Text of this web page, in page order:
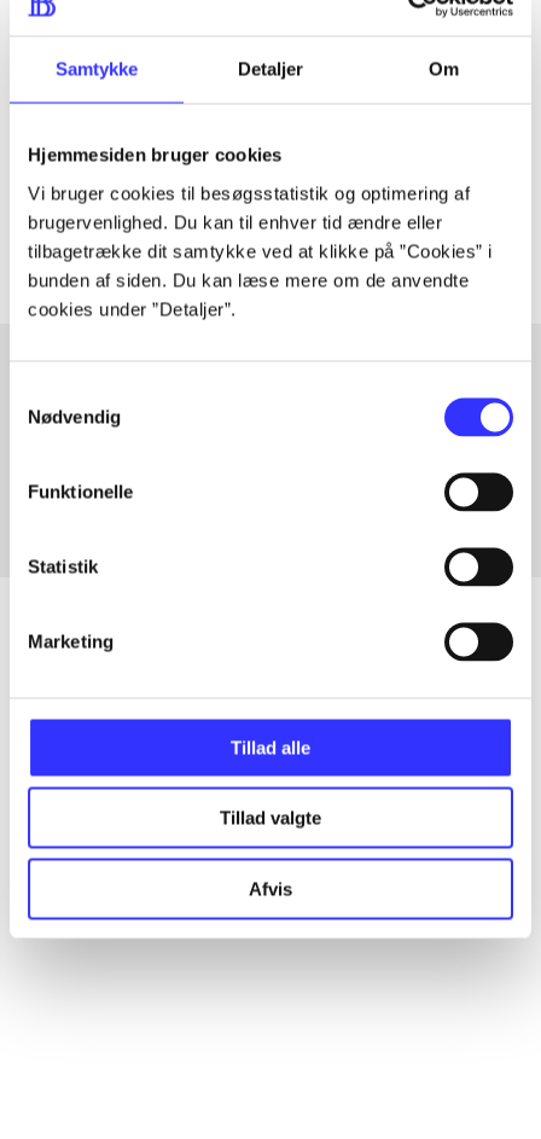
Samtykke Detaljer Om
Hjemmesiden bruger cookies
Vi bruger cookies til besøgsstatistik og optimering af
brugervenlighed. Du kan til enhver tid ændre eller
tilbagetrække dit samtykke ved at klikke på ”Cookies” i
bunden af siden. Du kan læse mere om de anvendte
cookies under ”Detaljer”.
Nødvendig
Funktionelle
Statistik
Marketing
Tillad alle
Tillad valgte
Afvis
Artiklen er en del af
Tidsskrift
Artiklerne i handler ofte om
Artikler med samme emner
Alle registrerede artikler fordelt på udgivelser
...